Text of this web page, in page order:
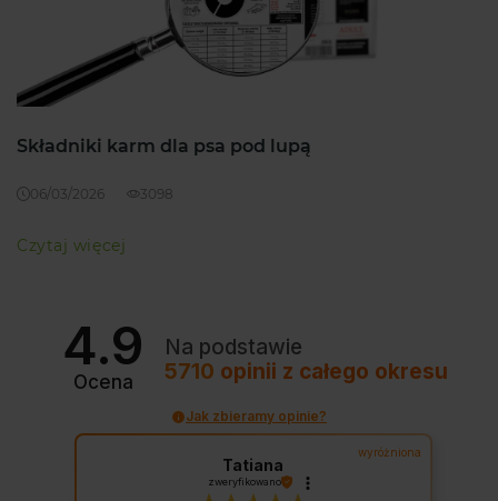
Składniki karm dla psa pod lupą
06/03/2026 3098
Czytaj więcej
4.9
Ocena
Na podstawie
5710 opinii z całego okresu
Jak zbieramy opinie?
wyróżniona
Tatiana
zweryfikowano